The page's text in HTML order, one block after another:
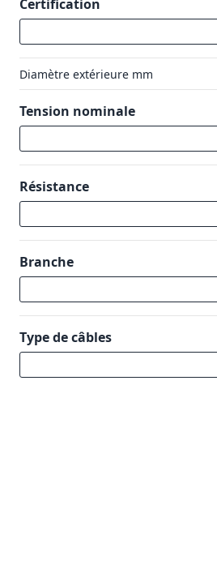
Certification
Diamètre extérieure mm
Tension nominale
Résistance
Branche
Type de câbles